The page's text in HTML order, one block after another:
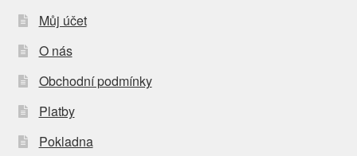
Můj účet
O nás
Obchodní podmínky
Platby
Pokladna